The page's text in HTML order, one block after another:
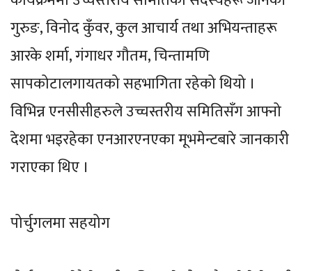
गुरुङ, विनोद कुँवर, कुल आचार्य तथा अभियन्ताहरू
आरके शर्मा, गंगाधर गौतम, चिन्तामणि
सापकोटालगायतको सहभागिता रहेको थियो ।
विभिन्न एनसीसीहरुले उच्चस्तरीय समितिसँग आफ्नो
देशमा भइरहेका एनआरएनएका मूभमेन्टबारे जानकारी
गराएका थिए ।
पोर्चुगलमा सहयोग